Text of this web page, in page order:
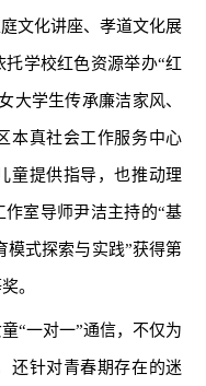
文化讲座、孝道文化展
学校红色资源举办“红
大学生传承廉洁家风、
本真社会工作服务中心
童提供指导，也推动理
室导师尹洁主持的“基
模式探索与实践”获得第
。
“一对一”通信，不仅为
还针对青春期存在的迷